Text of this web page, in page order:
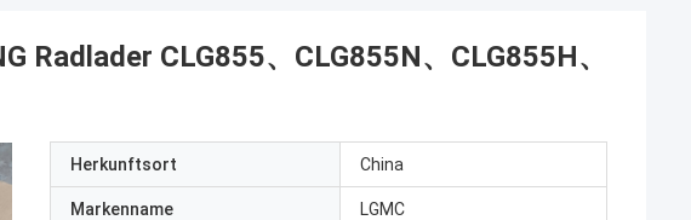
Radlader CLG855、CLG855N、CLG855H、
Herkunftsort China
Markenname LGMC